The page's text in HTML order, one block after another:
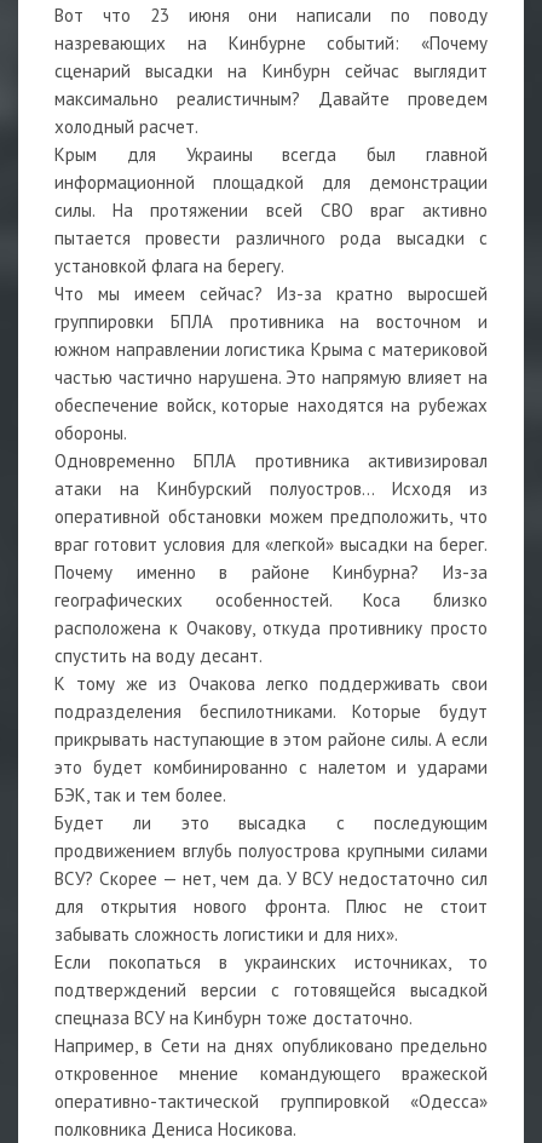
Вот что 23 июня они написали по поводу
назревающих на Кинбурне событий: «Почему
сценарий высадки на Кинбурн сейчас выглядит
максимально реалистичным? Давайте проведем
холодный расчет.
Крым для Украины всегда был главной
информационной площадкой для демонстрации
силы. На протяжении всей СВО враг активно
пытается провести различного рода высадки с
установкой флага на берегу.
Что мы имеем сейчас? Из-за кратно выросшей
группировки БПЛА противника на восточном и
южном направлении логистика Крыма с материковой
частью частично нарушена. Это напрямую влияет на
обеспечение войск, которые находятся на рубежах
обороны.
Одновременно БПЛА противника активизировал
атаки на Кинбурский полуостров… Исходя из
оперативной обстановки можем предположить, что
враг готовит условия для «легкой» высадки на берег.
Почему именно в районе Кинбурна? Из-за
географических особенностей. Коса близко
расположена к Очакову, откуда противнику просто
спустить на воду десант.
К тому же из Очакова легко поддерживать свои
подразделения беспилотниками. Которые будут
прикрывать наступающие в этом районе силы. А если
это будет комбинированно с налетом и ударами
БЭК, так и тем более.
Будет ли это высадка с последующим
продвижением вглубь полуострова крупными силами
ВСУ? Скорее — нет, чем да. У ВСУ недостаточно сил
для открытия нового фронта. Плюс не стоит
забывать сложность логистики и для них».
Если покопаться в украинских источниках, то
подтверждений версии с готовящейся высадкой
спецназа ВСУ на Кинбурн тоже достаточно.
Например, в Сети на днях опубликовано предельно
откровенное мнение командующего вражеской
оперативно-тактической группировкой «Одесса»
полковника Дениса Носикова.